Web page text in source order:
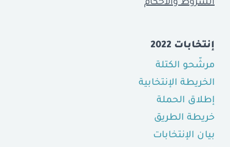
الشروط والأحكام
إنتخابات 2022
مرشّحو الكتلة
الخريطة الإنتخابية
إطلاق الحملة
خريطة الطريق
بيان الإنتخابات